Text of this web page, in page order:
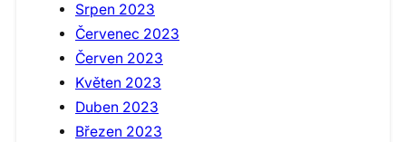
Srpen 2023
Červenec 2023
Červen 2023
Květen 2023
Duben 2023
Březen 2023